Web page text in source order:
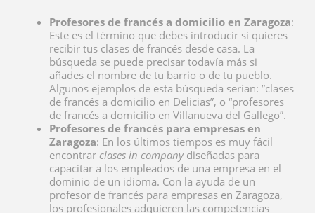
Profesores de francés a domicilio en Zaragoza:
Este es el término que debes introducir si quieres
recibir tus clases de francés desde casa. La
búsqueda se puede precisar todavía más si
añades el nombre de tu barrio o de tu pueblo.
Algunos ejemplos de esta búsqueda serían: ”clases
de francés a domicilio en Delicias”, o “profesores
de francés a domicilio en Villanueva del Gallego”.
Profesores de francés para empresas en
Zaragoza: En los últimos tiempos es muy fácil
encontrar clases in companydiseñadas para
capacitar a los empleados de una empresa en el
dominio de un idioma. Con la ayuda de un
profesor de francés para empresas en Zaragoza,
los profesionales adquieren las competencias